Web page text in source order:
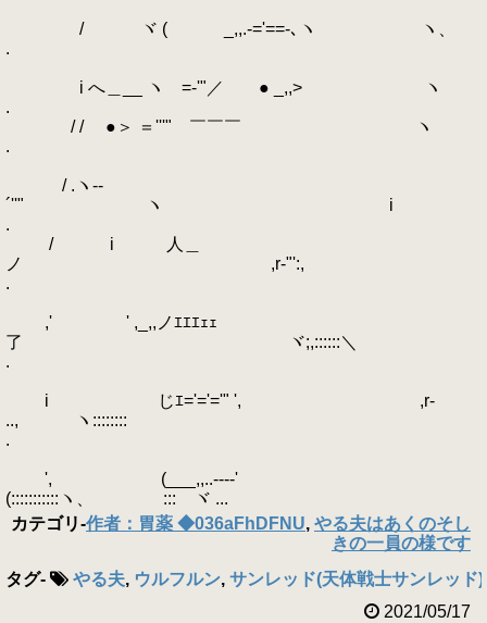
/ ヾ ( _,,.-='==-､ヽ ヽ、
.
i へ＿__ ヽゝ=-'"／ ● _,,> ヽ
.
/ / ●＞ ＝'''" ￣￣￣ ヽ
.
/ .ヽ-‐
´''" ヽ i
.
/ i 人＿
ノ ,r‐"':,
.
,' ' ,_,,ノｴｴｴｪｪ
了 ヾ;,::::::＼
.
i じｴ='='='" ', ,r-
.., ヽ::::::::ゝ
.
', (___,,..----'
(:::::::::::ヽ、 ゞ::: ヾ ...
カテゴリ-作者：胃薬 ◆036aFhDFNU, やる夫はあくのそし
きの一員の様です
タグ- やる夫, ウルフルン, サンレッド(天体戦士サンレッド)
2021/05/17